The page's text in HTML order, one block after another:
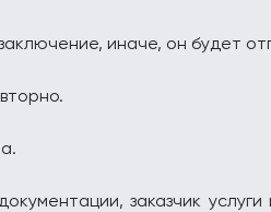
иначе, он будет
заказчик